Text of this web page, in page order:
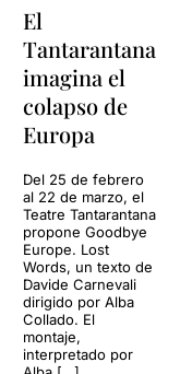
El
Tantarantana
imagina el
colapso de
Europa
Del 25 de febrero
al 22 de marzo, el
Teatre Tantarantana
propone Goodbye
Europe. Lost
Words, un texto de
Davide Carnevali
dirigido por Alba
Collado. El
montaje,
interpretado por